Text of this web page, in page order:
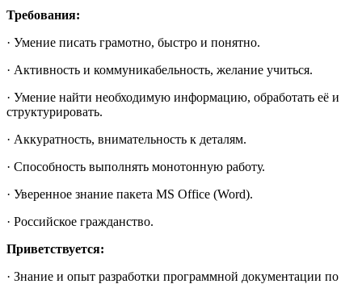
Требования:
· Умение писать грамотно, быстро и понятно.
· Активность и коммуникабельность, желание учиться.
· Умение найти необходимую информацию, обработать её и
структурировать.
· Аккуратность, внимательность к деталям.
· Способность выполнять монотонную работу.
· Уверенное знание пакета MS Office (Word).
· Российское гражданство.
Приветствуется:
· Знание и опыт разработки программной документации по